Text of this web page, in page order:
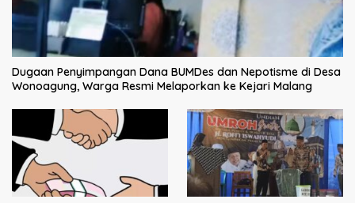
Dugaan Penyimpangan Dana BUMDes dan Nepotisme di Desa
Wonoagung, Warga Resmi Melaporkan ke Kejari Malang